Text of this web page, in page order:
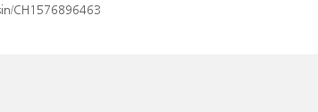
CH1576896463